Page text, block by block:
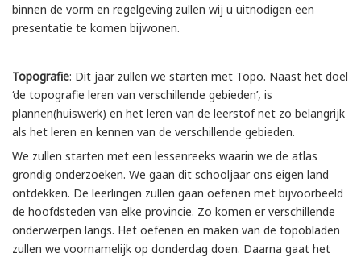
binnen de vorm en regelgeving zullen wij u uitnodigen een
presentatie te komen bijwonen.
Topografie: Dit jaar zullen we starten met Topo. Naast het doel
‘de topografie leren van verschillende gebieden’, is
plannen(huiswerk) en het leren van de leerstof net zo belangrijk
als het leren en kennen van de verschillende gebieden.
We zullen starten met een lessenreeks waarin we de atlas
grondig onderzoeken. We gaan dit schooljaar ons eigen land
ontdekken. De leerlingen zullen gaan oefenen met bijvoorbeeld
de hoofdsteden van elke provincie. Zo komen er verschillende
onderwerpen langs. Het oefenen en maken van de topobladen
zullen we voornamelijk op donderdag doen. Daarna gaat het